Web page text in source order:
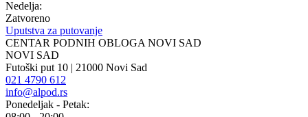
Nedelja:
Zatvoreno
Uputstva za putovanje
CENTAR PODNIH OBLOGA NOVI SAD
NOVI SAD
Futoški put 10 | 21000 Novi Sad
021 4790 612
info@alpod.rs
Ponedeljak - Petak: